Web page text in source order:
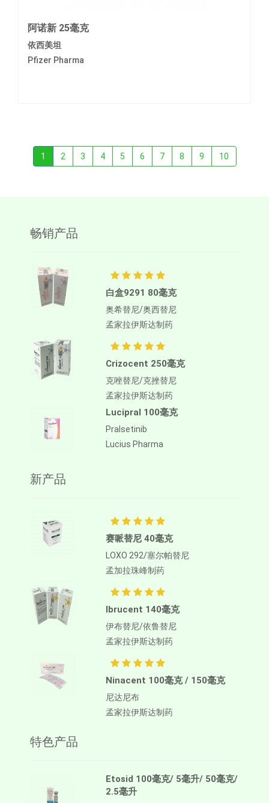
阿诺新 25毫克
依西美坦
Pfizer Pharma
1 2 3 4 5 6 7 8 9 10
畅销产品
白盒9291 80毫克
奥希替尼/奥西替尼
孟家拉伊斯达制药
Crizocent 250毫克
克唑替尼/克挫替尼
孟家拉伊斯达制药
Lucipral 100毫克
Pralsetinib
Lucius Pharma
新产品
赛哌替尼 40毫克
LOXO 292/塞尔帕替尼
孟加拉珠峰制药
Ibrucent 140毫克
伊布替尼/依鲁替尼
孟家拉伊斯达制药
Ninacent 100毫克 / 150毫克
尼达尼布
孟家拉伊斯达制药
特色产品
Etosid 100毫克/ 5毫升/ 50毫克/
2.5毫升